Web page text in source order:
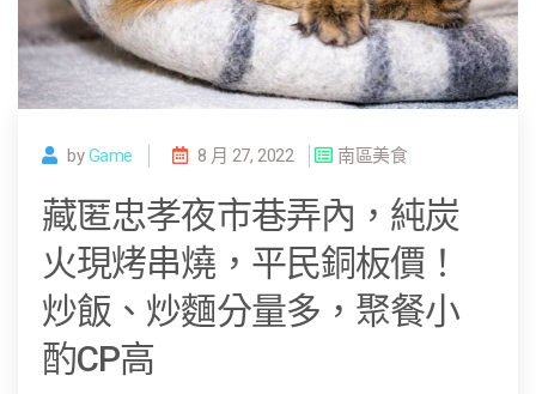
byGame 8 月 27, 2022 南區美食
藏匿忠孝夜市巷弄內，純炭
火現烤串燒，平民銅板價！
炒飯、炒麵分量多，聚餐小
酌CP高